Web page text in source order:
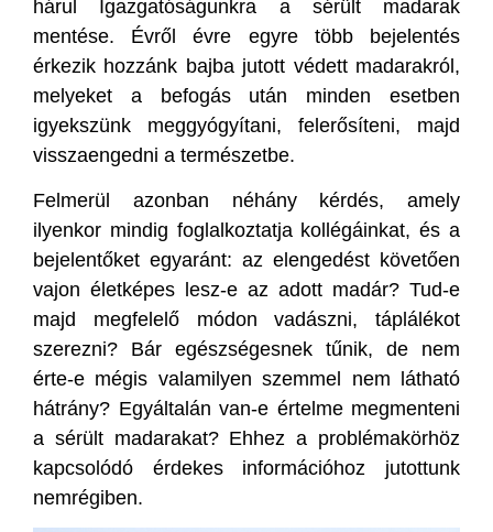
hárul Igazgatóságunkra a sérült madarak
mentése. Évről évre egyre több bejelentés
érkezik hozzánk bajba jutott védett madarakról,
melyeket a befogás után minden esetben
igyekszünk meggyógyítani, felerősíteni, majd
visszaengedni a természetbe.
Felmerül azonban néhány kérdés, amely
ilyenkor mindig foglalkoztatja kollégáinkat, és a
bejelentőket egyaránt: az elengedést követően
vajon életképes lesz-e az adott madár? Tud-e
majd megfelelő módon vadászni, táplálékot
szerezni? Bár egészségesnek tűnik, de nem
érte-e mégis valamilyen szemmel nem látható
hátrány? Egyáltalán van-e értelme megmenteni
a sérült madarakat? Ehhez a problémakörhöz
kapcsolódó érdekes információhoz jutottunk
nemrégiben.